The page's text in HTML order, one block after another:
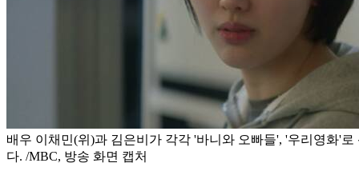
배우 이채민(위)과 김은비가 각각 '바니와 오빠들', '우리영화'
다. /MBC, 방송 화면 캡처